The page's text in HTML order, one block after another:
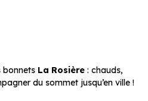
bonnets La Rosière : chauds,
du sommet jusqu’en ville !